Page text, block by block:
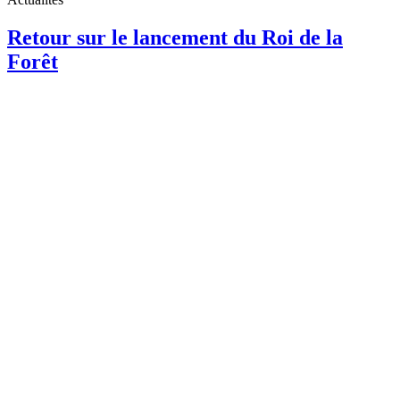
Retour sur le lancement du Roi de la
Forêt